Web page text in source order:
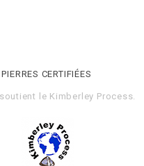
PIERRES CERTIFIÉES
le Kimberley Process.